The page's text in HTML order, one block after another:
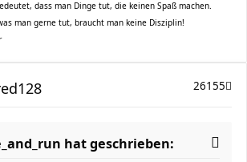
dass man Dinge tut, die keinen Spaß machen.
man gerne tut, braucht man keine Disziplin!
26155
hat geschrieben: